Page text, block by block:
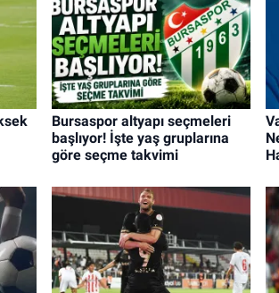
Bursaspor altyapı seçmeleri
başlıyor! İşte yaş gruplarına
göre seçme takvimi